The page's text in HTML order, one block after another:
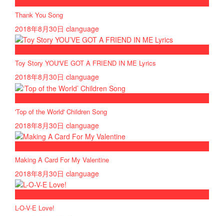
Thank You Song
2018年8月30日 clanguage
Toy Story YOU'VE GOT A FRIEND IN ME Lyrics
2018年8月30日 clanguage
'Top of the World' Children Song
2018年8月30日 clanguage
Making A Card For My Valentine
2018年8月30日 clanguage
L-O-V-E Love!